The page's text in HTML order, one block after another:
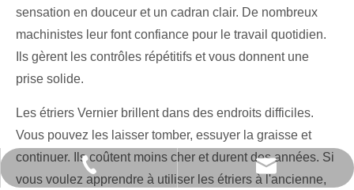
sensation en douceur et un cadran clair. De nombreux
machinistes leur font confiance pour le travail quotidien.
Ils gèrent les contrôles répétitifs et vous donnent une
prise solide.
Les étriers Vernier brillent dans des endroits difficiles.
Vous pouvez les laisser tomber, essuyer la graisse et
continuer. Ils coûtent moins cher et durent des années. Si
vous voulez apprendre à utiliser les étriers à l'ancienne,